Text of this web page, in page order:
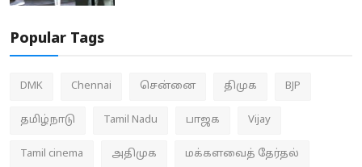
Popular Tags
DMK Chennai சென்னை திமுக BJP
தமிழ்நாடு Tamil Nadu பாஜக Vijay
Tamil cinema அதிமுக மக்களவைத் தேர்தல்